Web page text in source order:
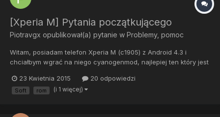
[Xperia M] Pytania początkującego
Piotravgx opublikował(a) pytanie w Problemy, pomoc
Witam, posiadam telefon Xperia M (c1905) z Android 4.3 i
chciałbym wgrać na niego cyanogenmod, najlepiej ten który jest
was, wszystko po kolei co zrobić, żeby zainstalować tego
cyanogenmoda. Słyszałem jedynie że tam trzeba wgrywać
23 Kwietnia 2015 20 odpowiedzi
Soft rom (i 1 więcej)